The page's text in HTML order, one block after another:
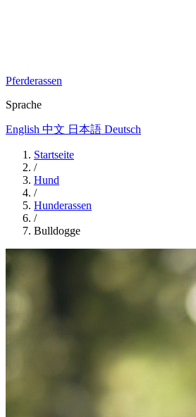
Pferderassen
Sprache
English 中文 日本語 Deutsch
Startseite
/
Hund
/
Hunderassen
/
Bulldogge